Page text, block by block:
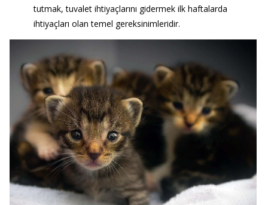
tutmak, tuvalet ihtiyaçlarını gidermek ilk haftalarda
ihtiyaçları olan temel gereksinimleridir.